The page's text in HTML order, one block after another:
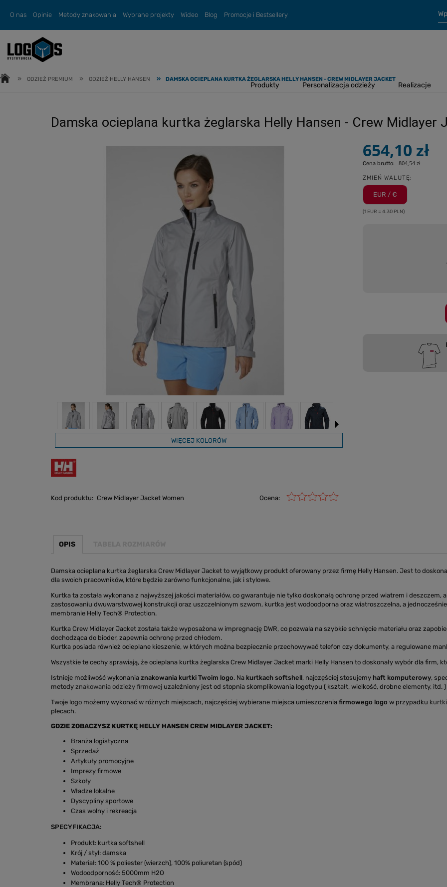
O nas Opinie Metody znakowania Wybrane projekty Wideo Blog Promocje i Bestsellery
Produkty Personalizacja odzieży Realizacje
» ODZIEŻ PREMIUM » ODZIEŻ HELLY HANSEN » DAMSKA OCIEPLANA KURTKA ŻEGLARSKA HELLY HANSEN - CREW MIDLAYER JACKET
Damska ocieplana kurtka żeglarska Helly Hansen - Crew Midlayer
WIĘCEJ KOLORÓW
Kod produktu: Crew Midlayer Jacket Women Ocena:
654,10 zł
Cena brutto: 804,54 zł
ZMIEŃ WALUTĘ:
EUR / €
(1 EUR = 4.30 PLN)
OPIS
Damska ocieplana kurtka żeglarska Crew Midlayer Jacket to wyjątkowy produkt oferowany przez firmę Helly Hansen. Jest to
dla swoich pracowników, które będzie zarówno funkcjonalne, jak i stylowe.
Kurtka ta została wykonana z najwyższej jakości materiałów, co gwarantuje nie tylko doskonałą ochronę przed wiatrem i
zastosowaniu dwuwarstwowej konstrukcji oraz uszczelnionym szwom, kurtka jest wodoodporna oraz wiatroszczelna, a
membranie Helly Tech® Protection.
Kurtka Crew Midlayer Jacket została także wyposażona w impregnację DWR, co pozwala na szybkie schnięcie materiału oraz
dochodząca do bioder, zapewnia ochronę przed chłodem.
Kurtka posiada również ocieplane kieszenie, w których można bezpiecznie przechowywać telefon czy dokumenty, a regulowane
Wszystkie te cechy sprawiają, że ocieplana kurtka żeglarska Crew Midlayer Jacket marki Helly Hansen to doskonały wybór dla firm,
Istnieje możliwość wykonania znakowania kurtki Twoim logo. Na kurtkach softshell, najczęściej stosujemy haft komputerowy,
metody znakowania odzieży firmowej uzależniony jest od stopnia skomplikowania logotypu ( kształt, wielkość, drobne elementy, itd.
Twoje logo możemy wykonać w różnych miejscach, najczęściej wybierane miejsca umieszczenia firmowego logo w przypadku
plecach.
GDZIE ZOBACZYSZ KURTKĘ HELLY HANSEN CREW MIDLAYER JACKET:
Branża logistyczna
Sprzedaż
Artykuły promocyjne
Imprezy firmowe
Szkoły
Władze lokalne
Dyscypliny sportowe
Czas wolny i rekreacja
SPECYFIKACJA:
Produkt: kurtka softshell
Krój / styl: damska
Materiał: 100 % poliester (wierzch), 100% poliuretan (spód)
Wodoodporność: 5000mm H2O
Membrana: Helly Tech® Protection